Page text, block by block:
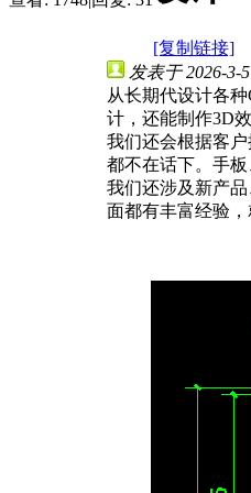
[复制链接]
发表于 2026-3-
从长期代设计各
计，还能制作3D
我们还会根据客
都不在话下。手
我们还涉及新产
面都有丰富经验